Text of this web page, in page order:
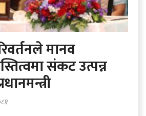
मानव
संकट उत्पन्न